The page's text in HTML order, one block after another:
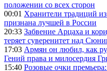
положении со всех сторон
00:01 Хранители традиций
признана лучшей в России
20:33 Забвение Арцаха и
теряет суверенитет над
17:03 Армян он любил, как
Гений права и милосердия
15:40 Розовые очки